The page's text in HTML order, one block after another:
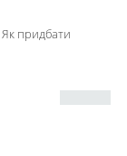
Як придбати